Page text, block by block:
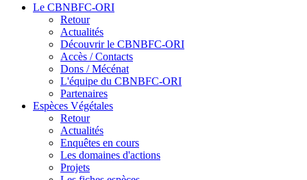
Le CBNBFC-ORI
Retour
Actualités
Découvrir le CBNBFC-ORI
Accès / Contacts
Dons / Mécénat
L'équipe du CBNBFC-ORI
Partenaires
Espèces Végétales
Retour
Actualités
Enquêtes en cours
Les domaines d'actions
Projets